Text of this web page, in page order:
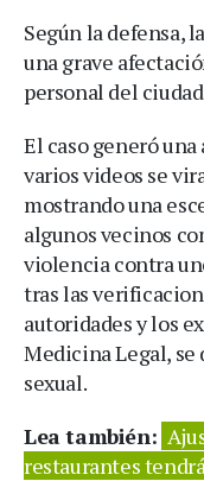
Según la defensa,
una grave
personal del
El caso generó
varios videos se
mostrando una
algunos vecinos
violencia contra
tras las
autoridades y los
Medicina Legal, se
sexual.
Lea también:
restaurantes